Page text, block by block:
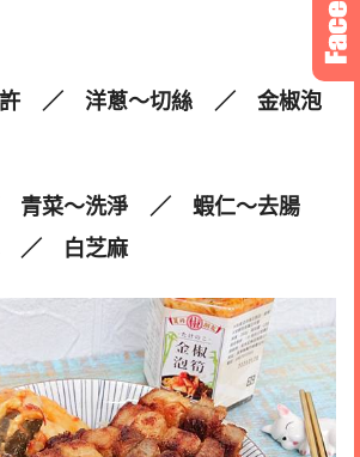
／ 洋蔥～切絲 ／ 金椒泡
青菜～洗淨 ／ 蝦仁～去腸
／ 白芝麻